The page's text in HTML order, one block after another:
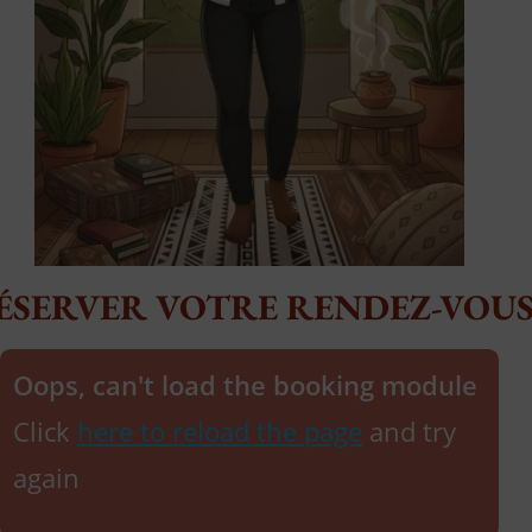
VOTRE RENDEZ-
Oops, can't load the booking module
Click here to reload the page and try
again